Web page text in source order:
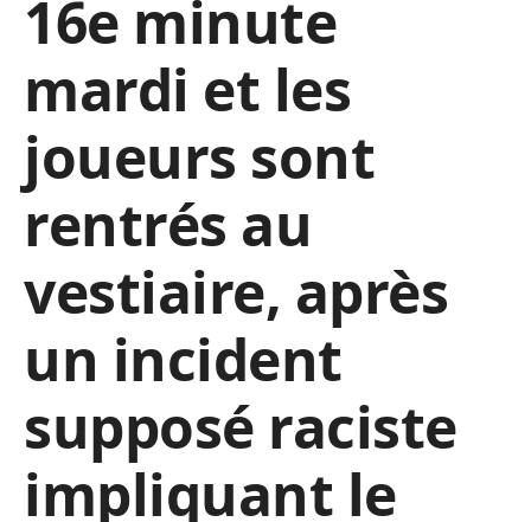
16e minute
mardi et les
joueurs sont
rentrés au
vestiaire, après
un incident
supposé raciste
impliquant le